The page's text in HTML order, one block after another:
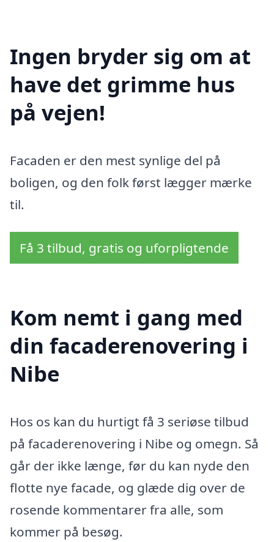
Ingen bryder sig om at
have det grimme hus
på vejen!
Facaden er den mest synlige del på
boligen, og den folk først lægger mærke
til.
Få 3 tilbud, gratis og uforpligtende
Kom nemt i gang med
din facaderenovering i
Nibe
Hos os kan du hurtigt få 3 seriøse tilbud
på facaderenovering i Nibe og omegn. Så
går der ikke længe, før du kan nyde den
flotte nye facade, og glæde dig over de
rosende kommentarer fra alle, som
kommer på besøg.